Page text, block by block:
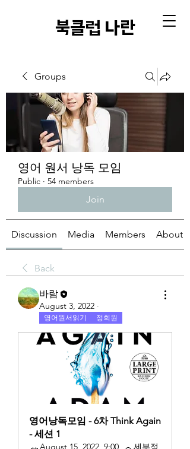
​북클럽 나란
Groups
영어 원서 낭독 모임
Public · 54 members
Join
Discussion Media Members About
Back
바람
August 3, 2022 ·
영어원서읽기 정회원
영어낭독모임 - 6차 Think Again
- 세션 1
August 15, 2022, 9:00 세부정